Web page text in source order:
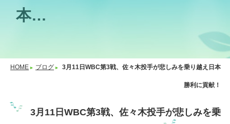
本…
HOME ブログ 3月11日WBC第3戦、佐々木投手が悲しみを乗り越え日本
勝利に貢献！
3月11日WBC第3戦、佐々木投手が悲しみを乗